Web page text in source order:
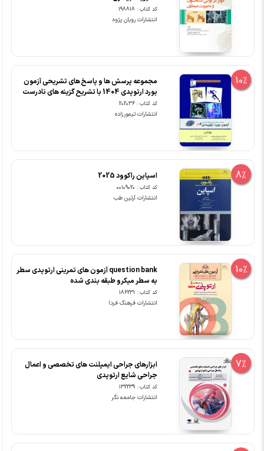
کد کتاب : 198818
انتشارات رویان پژوه
10%
مجموعه پرسش ها و پاسخ های تشریحی آزمون
بورد ارتوپدی 1404 با تشریح گزینه های نادرست
کد کتاب : 202036
انتشارات تیمورزاده
8% اسپاین راکوود 2025
کد کتاب : 00109020
انتشارات آرتین طب
10%
question bank آزمون های تمرینی ارتوپدی سطر
به سطر میکرو طبقه بندی شده
کد کتاب : 186231
انتشارات فرهنگ فردا
7%
ابزارهای جراحی ایمپلنت های تخصصی و اعمال
جراحی شایع ارتوپدی
کد کتاب : 132239
انتشارات جامعه نگر